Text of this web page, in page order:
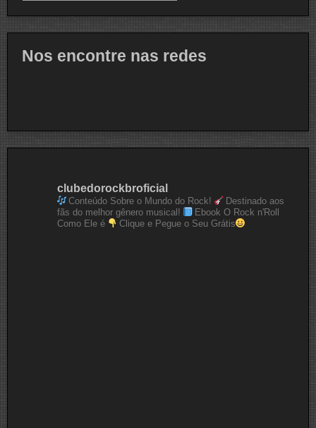
Nos encontre nas redes
clubedorockbroficial
Conteúdo Sobre o Mundo do Rock!
Destinado aos
fãs do melhor gênero musical!
Ebook O Rock n'Roll
Como Ele é
Clique e Pegue o Seu Grátis